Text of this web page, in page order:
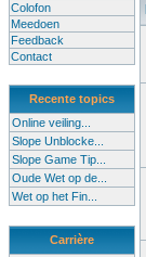
Colofon
Meedoen
Feedback
Contact
Recente topics
Online veiling...
Slope Unblocke...
Slope Game Tip...
Oude Wet op de...
Wet op het Fin...
Carrière